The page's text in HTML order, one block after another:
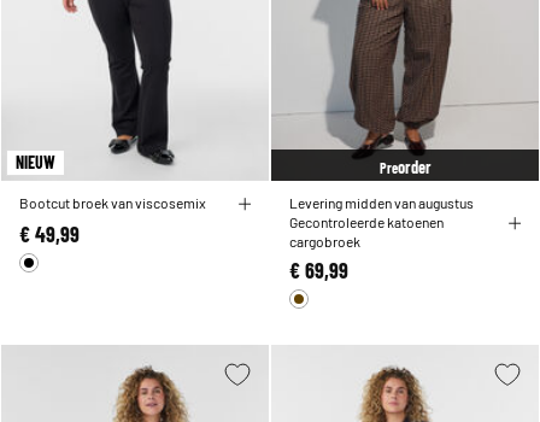
NIEUW
Bootcut broek van viscosemix
€ 49,99
Preorder
Levering midden van augustus
Gecontroleerde katoenen
cargobroek
€ 69,99